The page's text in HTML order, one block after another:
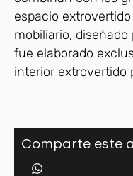
espacio
mobiliario,
fue elaborado
interior extrovertido
Comparte este